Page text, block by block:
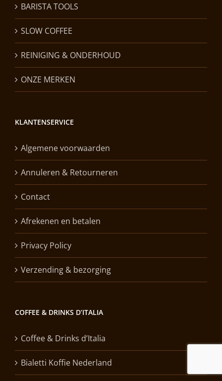
BARISTA TOOLS
SLOW COFFEE
REINIGING & ONDERHOUD
ONZE MERKEN
KLANTENSERVICE
Algemene voorwaarden
Annuleren & Retourneren
Contact
Afrekenen en betalen
Privacy Policy
Verzending & bezorging
COFFEE & DRINKS D’ITALIA
Coffee & Drinks d’Italia
Bialetti Koffie Nederland